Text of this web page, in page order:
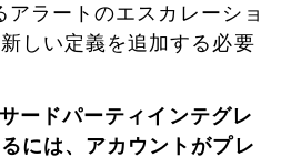
ラートのエスカレーショ
しい定義を追加する必要
ードパーティインテグレ
には、アカウントがプレ